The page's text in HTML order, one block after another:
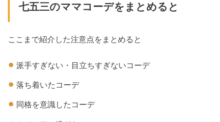
七五三のママコーデをまとめると
ここまで紹介した注意点をまとめると
派手すぎない・目立ちすぎないコーデ
落ち着いたコーデ
同格を意識したコーデ